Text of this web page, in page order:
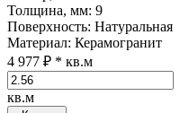
Толщина, мм: 9
Поверхность: Натуральная
Материал: Керамогранит
4 977 ₽ * кв.м
кв.м